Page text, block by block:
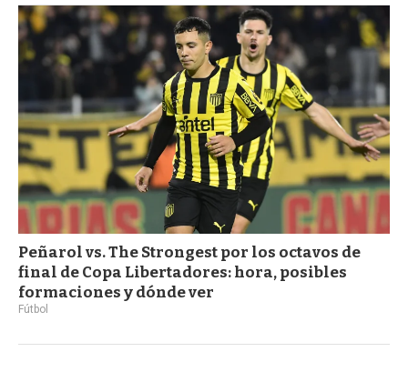
Peñarol vs. The Strongest por los octavos de
final de Copa Libertadores: hora, posibles
formaciones y dónde ver
Fútbol